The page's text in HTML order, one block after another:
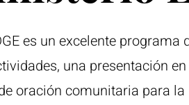
es un excelente
una presentación
oración comunitaria para